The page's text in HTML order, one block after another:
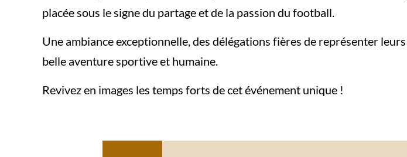
placée sous le signe du partage et de la passion du football.
Une ambiance exceptionnelle, des délégations fières de représenter
belle aventure sportive et humaine.
Revivez en images les temps forts de cet événement unique !